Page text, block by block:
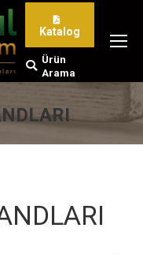
Katalog
Search:
Ürün
Arama